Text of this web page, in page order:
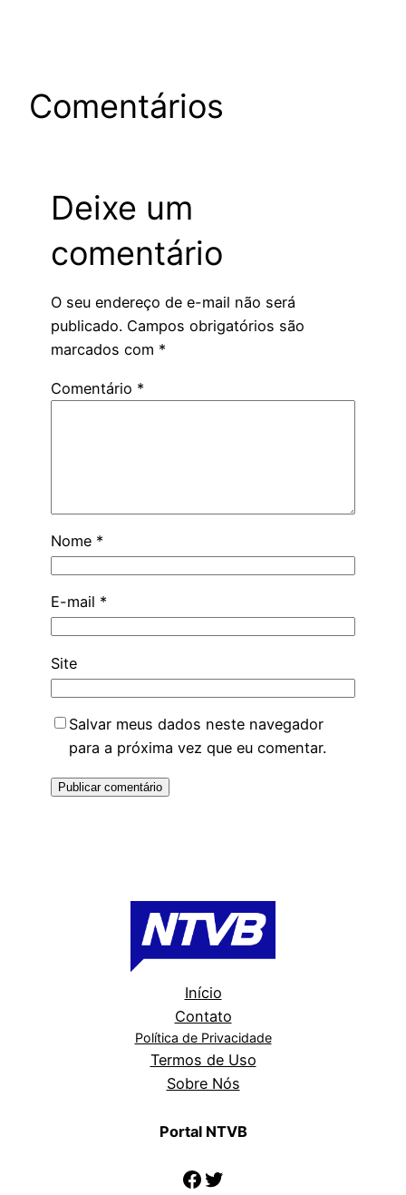
Comentários
Deixe um
comentário
O seu endereço de e-mail não será
publicado. Campos obrigatórios são
marcados com *
Comentário *
Nome *
E-mail *
Site
Salvar meus dados neste navegador
para a próxima vez que eu comentar.
Início
Contato
Política de Privacidade
Termos de Uso
Sobre Nós
Portal NTVB
Facebook
Twitter